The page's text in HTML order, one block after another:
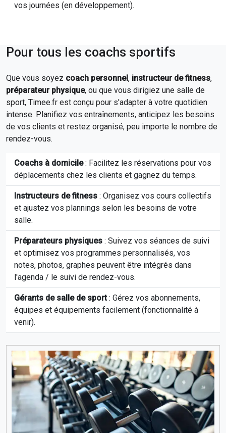
vos journées (en développement).
Pour tous les coachs sportifs
Que vous soyez coach personnel, instructeur de fitness,
préparateur physique, ou que vous dirigiez une salle de
sport, Timee.fr est conçu pour s'adapter à votre quotidien
intense. Planifiez vos entraînements, anticipez les besoins
de vos clients et restez organisé, peu importe le nombre de
rendez-vous.
Coachs à domicile: Facilitez les réservations pour vos
déplacements chez les clients et gagnez du temps.
Instructeurs de fitness : Organisez vos cours collectifs
et ajustez vos plannings selon les besoins de votre
salle.
Préparateurs physiques : Suivez vos séances de suivi
et optimisez vos programmes personnalisés, vos
notes, photos, graphes peuvent être intégrés dans
l'agenda / le suivi de rendez-vous.
Gérants de salle de sport: Gérez vos abonnements,
équipes et équipements facilement (fonctionnalité à
venir).